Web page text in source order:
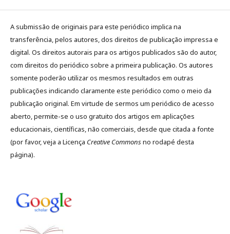
A submissão de originais para este periódico implica na
transferência, pelos autores, dos direitos de publicação impressa e
digital. Os direitos autorais para os artigos publicados são do autor,
com direitos do periódico sobre a primeira publicação. Os autores
somente poderão utilizar os mesmos resultados em outras
publicações indicando claramente este periódico como o meio da
publicação original. Em virtude de sermos um periódico de acesso
aberto, permite-se o uso gratuito dos artigos em aplicações
educacionais, científicas, não comerciais, desde que citada a fonte
(por favor, veja a Licença Creative Commonsno rodapé desta
página).